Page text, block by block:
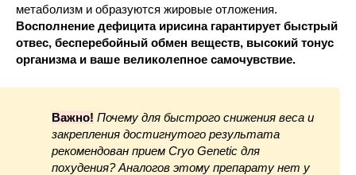
метаболизм и образуются жировые отложения.
Восполнение дефицита ирисина гарантирует быстрый
отвес, бесперебойный обмен веществ, высокий тонус
организма и ваше великолепное самочувствие.
Важно! Почему для быстрого снижения веса и
закрепления достигнутого результата
рекомендован прием Cryo Genetic для
похудения? Аналогов этому препарату нет у